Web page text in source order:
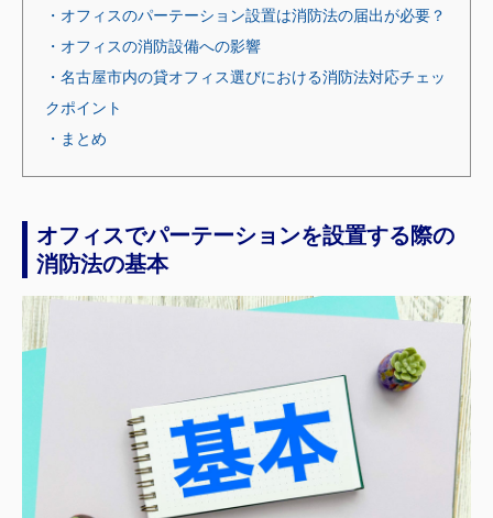
・オフィスのパーテーション設置は消防法の届出が必要？
・オフィスの消防設備への影響
・名古屋市内の貸オフィス選びにおける消防法対応チェッ
クポイント
・まとめ
オフィスでパーテーションを設置する際の
消防法の基本